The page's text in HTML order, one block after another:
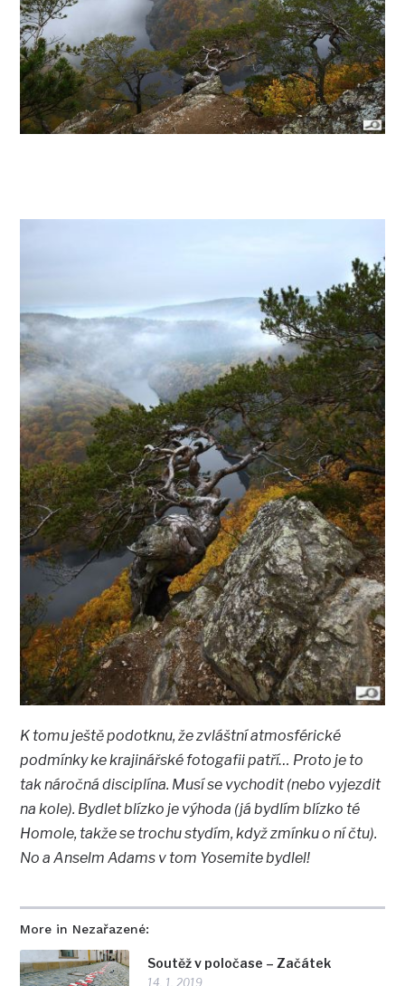
More in Nezařazené:
Soutěž v poločase – Začátek
14. 1. 2019
K tomu ještě podotknu, že zvláštní atmosférické
podmínky ke krajinářské fotogafii patří… Proto je to
tak náročná disciplína. Musí se vychodit (nebo vyjezdit
na kole). Bydlet blízko je výhoda (já bydlím blízko té
Homole, takže se trochu stydím, když zmínku o ní čtu).
No a Anselm Adams v tom Yosemite bydlel!